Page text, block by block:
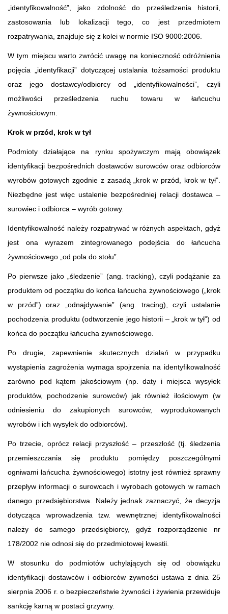
„identyfikowalność”, jako zdolność do prześledzenia historii,
zastosowania lub lokalizacji tego, co jest przedmiotem
rozpatrywania, znajduje się z kolei w normie ISO 9000:2006.
W tym miejscu warto zwrócić uwagę na konieczność odróżnienia
pojęcia „identyfikacji” dotyczącej ustalania tożsamości produktu
oraz jego dostawcy/odbiorcy od „identyfikowalności”, czyli
możliwości prześledzenia ruchu towaru w łańcuchu
żywnościowym.
Krok w przód, krok w tył
Podmioty działające na rynku spożywczym mają obowiązek
identyfikacji bezpośrednich dostawców surowców oraz odbiorców
wyrobów gotowych zgodnie z zasadą „krok w przód, krok w tył”.
Niezbędne jest więc ustalenie bezpośredniej relacji dostawca –
surowiec i odbiorca – wyrób gotowy.
Identyfikowalność należy rozpatrywać w różnych aspektach, gdyż
jest ona wyrazem zintegrowanego podejścia do łańcucha
żywnościowego „od pola do stołu”.
Po pierwsze jako „śledzenie” (ang. tracking), czyli podążanie za
produktem od początku do końca łańcucha żywnościowego („krok
w przód”) oraz „odnajdywanie” (ang. tracing), czyli ustalanie
pochodzenia produktu (odtworzenie jego historii – „krok w tył”) od
końca do początku łańcucha żywnościowego.
Po drugie, zapewnienie skutecznych działań w przypadku
wystąpienia zagrożenia wymaga spojrzenia na identyfikowalność
zarówno pod kątem jakościowym (np. daty i miejsca wysyłek
produktów, pochodzenie surowców) jak również ilościowym (w
odniesieniu do zakupionych surowców, wyprodukowanych
wyrobów i ich wysyłek do odbiorców).
Po trzecie, oprócz relacji przyszłość – przeszłość (tj. śledzenia
przemieszczania się produktu pomiędzy poszczególnymi
ogniwami łańcucha żywnościowego) istotny jest również sprawny
przepływ informacji o surowcach i wyrobach gotowych w ramach
danego przedsiębiorstwa. Należy jednak zaznaczyć, że decyzja
dotycząca wprowadzenia tzw. wewnętrznej identyfikowalności
należy do samego przedsiębiorcy, gdyż rozporządzenie nr
178/2002 nie odnosi się do przedmiotowej kwestii.
W stosunku do podmiotów uchylających się od obowiązku
identyfikacji dostawców i odbiorców żywności ustawa z dnia 25
sierpnia 2006 r. o bezpieczeństwie żywności i żywienia przewiduje
sankcję karną w postaci grzywny.